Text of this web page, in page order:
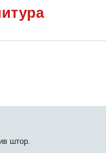
штор.